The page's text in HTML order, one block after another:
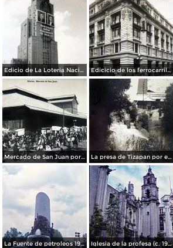
Edicio de La Loteria Nacional Ciudad de México Abril de 1964 Edicicio de los ferrocarriles.
Mercado de San Juan por el fotografo Felix Miret La presa de Tizapan por el fotografo Fernando Kososky. ( Circulada el 22 de Diembre de 1910 ).
La Fuente de petroleos 1950. Iglesia de la profesa (c. 1950)